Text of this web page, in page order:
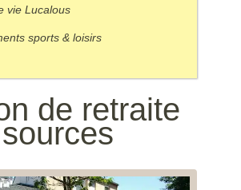
vie Lucalous
sports & loisirs
de retraite